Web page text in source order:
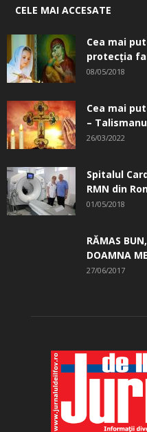
CELE MAI ACCESATE
Cea mai
protecția
08/05/2018
Cea mai
–
26/03/2022
Spitalul
RMN din
01/05/2018
RĂMAS
DOAMNA
27/06/2017